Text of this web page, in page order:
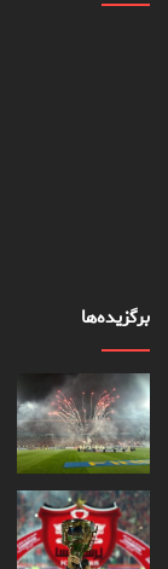
برگزیده‌ها